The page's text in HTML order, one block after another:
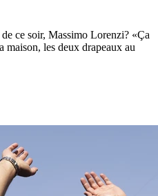
ce soir, Massimo Lorenzi? «Ça
maison, les deux drapeaux au